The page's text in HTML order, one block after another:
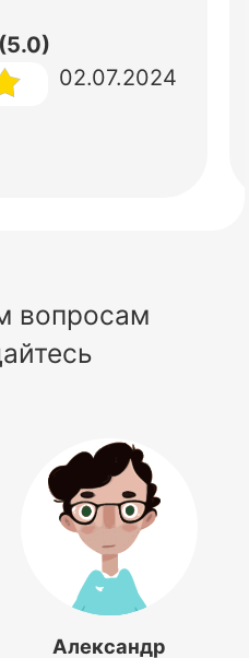
(5.0)
02.07.2024
вопросам
Александр